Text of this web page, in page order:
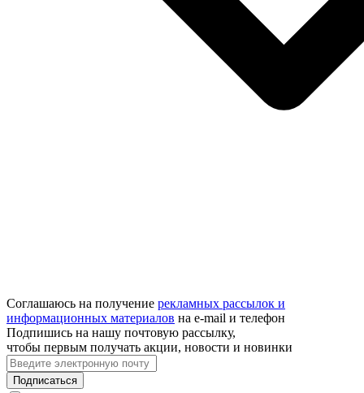
Соглашаюсь на получение рекламных рассылок и
информационных материалов на e‑mail и телефон
Подпишись на нашу почтовую рассылку,
чтобы первым получать акции, новости и новинки
Подписаться